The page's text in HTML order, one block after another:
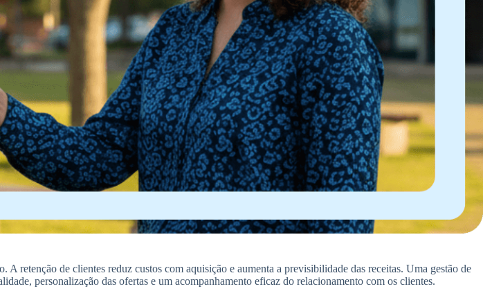
retenção de clientes reduz custos com aquisição e aumenta a previsibilidade das receitas. Uma gestão de
personalização das ofertas e um acompanhamento eficaz do relacionamento com os clientes.